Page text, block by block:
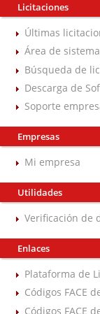
Licitaciones
Últimas
Área de
Búsqueda de
Descarga de
Soporte
Empresas
Mi empresa
Utilidades
Verificación de
Enlaces
Plataforma de
Códigos FACE
Códigos FACE